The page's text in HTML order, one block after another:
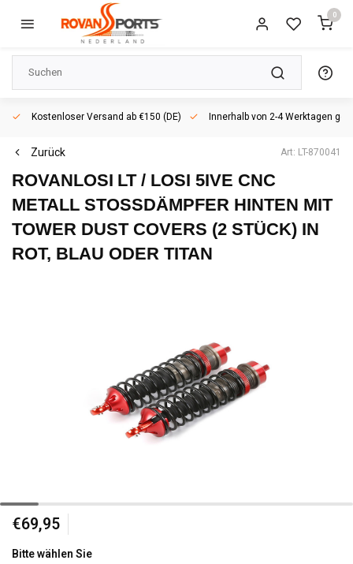
0
Kostenloser Versand ab €150 (DE) Innerhalb von 2-4 Werktagen
Zurück Art: LT-870041
ROVANLOSI LT / LOSI 5IVE CNC
METALL STOSSDÄMPFER HINTEN MIT T
OWER DUST COVERS (2 STÜCK) IN R
OT, BLAU ODER TITAN
€69,95
Bitte wählen Sie